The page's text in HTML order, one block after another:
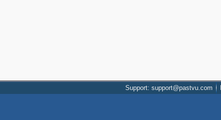
Support: support@pastvu.com